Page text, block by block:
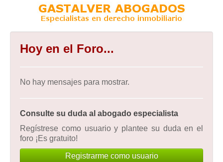
Hoy en el Foro...
No hay mensajes para mostrar.
Consulte su duda al abogado especialista
Regístrese como usuario y plantee su duda en el
foro ¡Es gratuito!
Registrarme como usuario